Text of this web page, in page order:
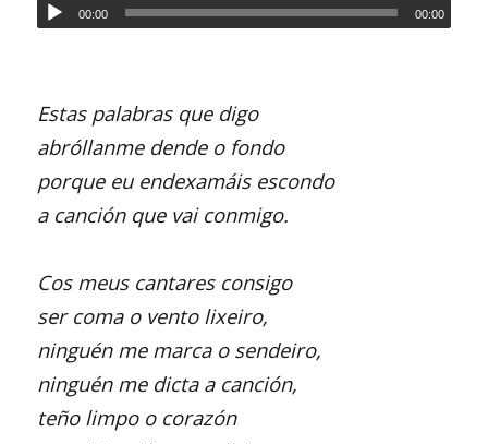
00:00 00:00
Estas palabras que digo
abróllanme dende o fondo
porque eu endexamáis escondo
a canción que vai conmigo.
Cos meus cantares consigo
ser coma o vento lixeiro,
ninguén me marca o sendeiro,
ninguén me dicta a canción,
teño limpo o corazón